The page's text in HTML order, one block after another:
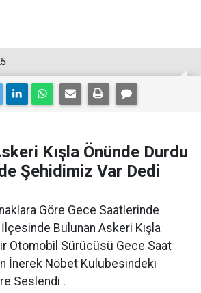
Kışla Önünde Durdu
Şehidimiz Var Dedi
Göre Gece Saatlerinde
Bulunan Askeri Kışla
Otomobil Sürücüsü Gece Saat
İnerek Nöbet Kulubesindeki
Seslendi .